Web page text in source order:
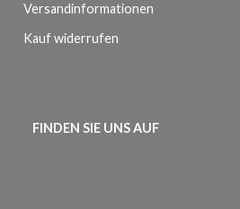
Versandinformationen
Kauf widerrufen
FINDEN SIE UNS AUF